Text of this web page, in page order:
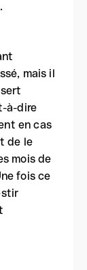
mais il
à-dire
en cas
de le
mois de
fois ce